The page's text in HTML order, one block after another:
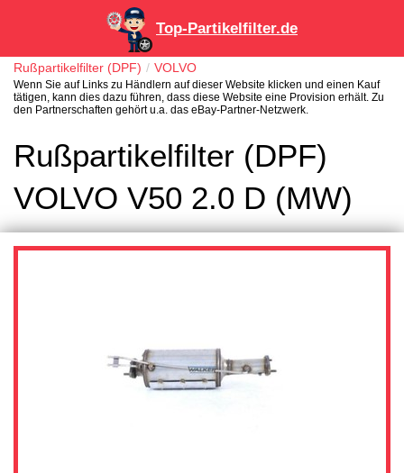
Top-Partikelfilter.de
Rußpartikelfilter (DPF) VOLVO
Wenn Sie auf Links zu Händlern auf dieser Website klicken und einen Kauf
tätigen, kann dies dazu führen, dass diese Website eine Provision erhält. Zu
den Partnerschaften gehört u.a. das eBay-Partner-Netzwerk.
Rußpartikelfilter (DPF)
VOLVO V50 2.0 D (MW)